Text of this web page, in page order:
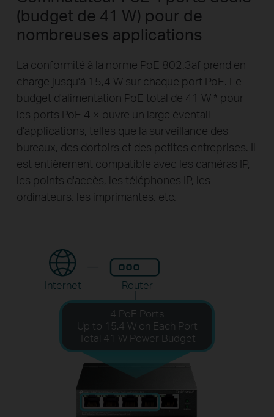
(budget de 41 W) pour de
nombreuses applications
La conformité à la norme PoE 802.3af prend en
charge jusqu'à 15,4 W sur chaque port PoE. Le
budget d'alimentation PoE total de 41 W * pour
les ports PoE 4 × ouvre un large éventail
d'applications, telles que la surveillance des
bureaux, des dortoirs et des petites entreprises. Il
est entièrement compatible avec les caméras IP,
les points d'accès, les téléphones IP, les
ordinateurs, les imprimantes, etc.
4 PoE Ports
Up to 15.4 W on Each Port
Total 41 W Power Budget
Router
Internet